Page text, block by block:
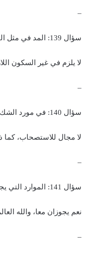
–
سؤال 139: المد في مثل الياء من (ولا الضالين) إذا وقف عليها فما كان بعد حرف المد حرف ساكن لاجل الوقف، هل هو لازم أم راجح؟
لا يلزم في غير السكون
–
سؤال 140: في مورد الشك في فوات الموالاة، هل يبنى على بقائها استصحابا؟
لا مجال للاستصحاب، كما ذكره في
–
سؤال 141: الموارد التي يجوز فيها الجهر والاخفات (كذكر الركوع مثلا) هل يجوز الاتيان ببعض الذكر جهرا، وببعضه الآخر اخفاتا؟
نعم يجوزان معا، والله
–